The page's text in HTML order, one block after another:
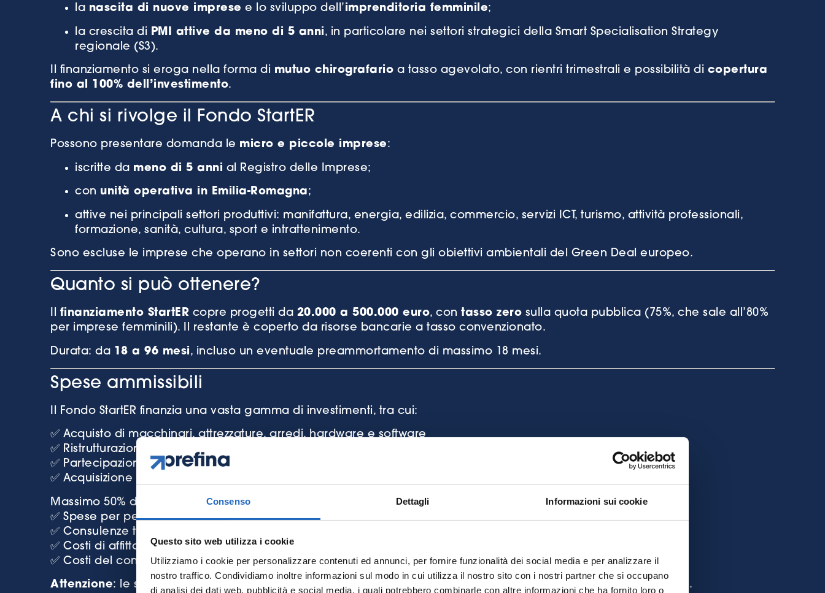
Consenso Dettagli Informazioni sui cookie
Questo sito web utilizza i cookie
Utilizziamo i cookie per personalizzare contenuti ed annunci, per fornire funzionalità dei social media e per analizzare il
nostro traffico. Condividiamo inoltre informazioni sul modo in cui utilizza il nostro sito con i nostri partner che si occupano
di analisi dei dati web, pubblicità e social media, i quali potrebbero combinarle con altre informazioni che ha fornito loro o
la nascita di nuove imprese e lo sviluppo dell’ imprenditoria femminile;
la crescita di PMI attive da meno di 5 anni, in particolare nei settori strategici della Smart Specialisation Strategy
regionale (S3).
Il finanziamento si eroga nella forma di mutuo chirografario a tasso agevolato, con rientri trimestrali e possibilità di copertura
fino al 100% dell’investimento.
A chi si rivolge il Fondo StartER
Possono presentare domanda le micro e piccole imprese:
iscritte da meno di 5 anni al Registro delle Imprese;
con unità operativa in Emilia-Romagna;
attive nei principali settori produttivi: manifattura, energia, edilizia, commercio, servizi ICT, turismo, attività professionali,
formazione, sanità, cultura, sport e intrattenimento.
Sono escluse le imprese che operano in settori non coerenti con gli obiettivi ambientali del Green Deal europeo.
Quanto si può ottenere?
Il finanziamento StartER copre progetti da 20.000 a 500.000 euro, con tasso zero sulla quota pubblica (75%, che sale all’80%
per imprese femminili). Il restante è coperto da risorse bancarie a tasso convenzionato.
Durata: da 18 a 96 mesi, incluso un eventuale preammortamento di massimo 18 mesi.
Spese ammissibili
Il Fondo StartER finanzia una vasta gamma di investimenti, tra cui:
✅ Acquisto di macchinari, attrezzature, arredi, hardware e software
✅ Ristrutturazione o ampliamento di immobili strumentali
✅ Partecipazione a fiere e attività promozionali
✅ Acquisizione di brevetti, marchi e licenze
Massimo 50% del progetto totale:
✅ Spese per personale dedicato al progetto
✅ Consulenze tecniche e specialistiche
✅ Costi di affitto e materiali
✅ Costi del consulente di finanza agevolata (presentazione e rendicontazione)
Attenzione: le spese devono essere tracciabili, documentate e sostenute dopo la presentazione della domanda.